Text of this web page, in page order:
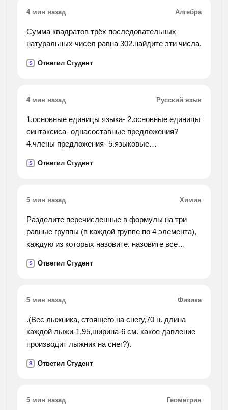
4 мин назад Алгебра
Сумма квадратов трёх последовательных
натуральных чисел равна 302.найдите эти числа.
S Ответил Студент
4 мин назад Русский язык
1.основные единицы языка- 2.основные единицы
синтаксиса- однасоставные предложения?
4.члены предложения- 5.языковые
вставить про пущенные слова на месте"__"
S Ответил Студент
5 мин назад Химия
Разделите перечисленные в формулы на три
равные группы (в каждой группе по 4 элемента),
каждую из которых назовите. назовите все
n2o5, al(no3)3, mg3n2, na3n, hno3, kno2.
S Ответил Студент
5 мин назад Физика
.(Вес лыжника, стоящего на снегу,70 н. длина
каждой лыжи-1,95,ширина-6 см. какое давление
производит лыжник на снег?).
S Ответил Студент
5 мин назад Геометрия